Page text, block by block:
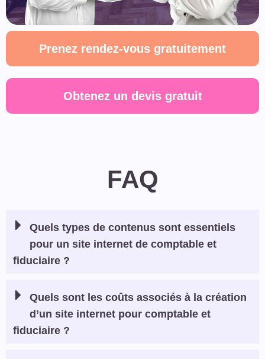
Prenez rendez-vous gratuitement
Obtenez un devis gratuit
FAQ
Quels types de contenus sont essentiels
pour un site internet de comptable et
fiduciaire ?
Quels sont les coûts associés à la création
d’un site internet pour comptable et
fiduciaire ?